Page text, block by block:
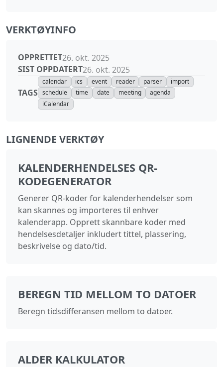
VERKTØYINFO
OPPRETTET26. okt. 2025
SIST OPPDATERT26. okt. 2025
TAGS
calendar ics event reader parser
import
schedule
time date meeting
agenda
iCalendar
LIGNENDE VERKTØY
KALENDERHENDELSES QR-
KODEGENERATOR
Generer QR-koder for kalenderhendelser som
kan skannes og importeres til enhver
kalenderapp. Opprett skannbare koder med
hendelsesdetaljer inkludert tittel, plassering,
beskrivelse og dato/tid.
BEREGN TID MELLOM TO DATOER
Beregn tidsdifferansen mellom to datoer.
ALDER KALKULATOR